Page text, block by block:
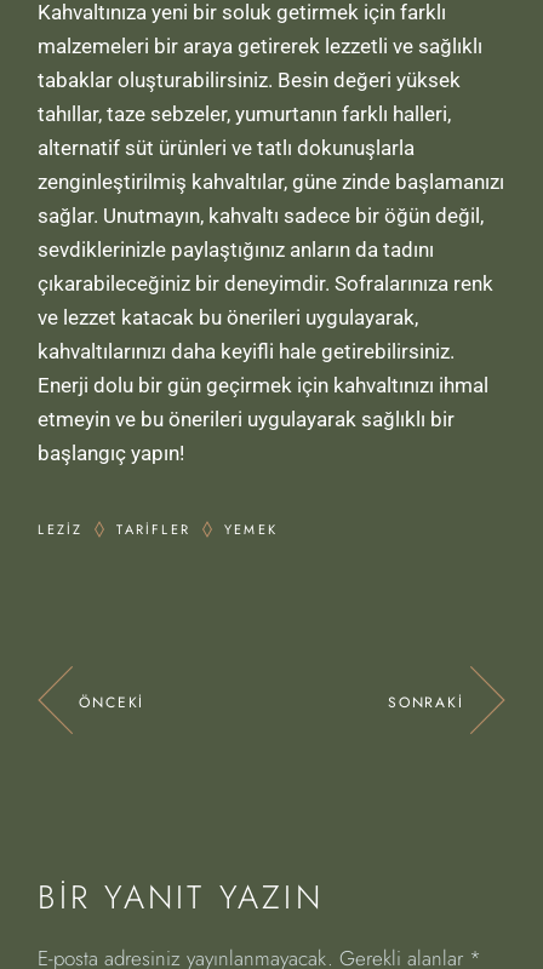
Kahvaltınıza yeni bir soluk getirmek için farklı
malzemeleri bir araya getirerek lezzetli ve sağlıklı
tabaklar oluşturabilirsiniz. Besin değeri yüksek
tahıllar, taze sebzeler, yumurtanın farklı halleri,
alternatif süt ürünleri ve tatlı dokunuşlarla
zenginleştirilmiş kahvaltılar, güne zinde başlamanızı
sağlar. Unutmayın, kahvaltı sadece bir öğün değil,
sevdiklerinizle paylaştığınız anların da tadını
çıkarabileceğiniz bir deneyimdir. Sofralarınıza renk
ve lezzet katacak bu önerileri uygulayarak,
kahvaltılarınızı daha keyifli hale getirebilirsiniz.
Enerji dolu bir gün geçirmek için kahvaltınızı ihmal
etmeyin ve bu önerileri uygulayarak sağlıklı bir
başlangıç yapın!
LEZIZ TARIFLER YEMEK
ÖNCEKI SONRAKI
BIR YANIT YAZIN
E-posta adresiniz yayınlanmayacak. Gerekli alanlar *